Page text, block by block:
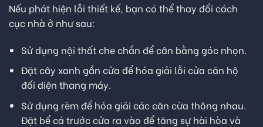
Nếu phát hiện lỗi thiết kế, bạn có thể thay đổi cách
cục nhà ở như sau:
Sử dụng nội thất che chắn để cân bằng góc nhọn.
Đặt cây xanh gần cửa để hóa giải lỗi cửa căn hộ
đối diện thang máy.
Sử dụng rèm để hóa giải các căn cửa thông nhau.
Đặt bể cá trước cửa ra vào để tăng sự hài hòa và